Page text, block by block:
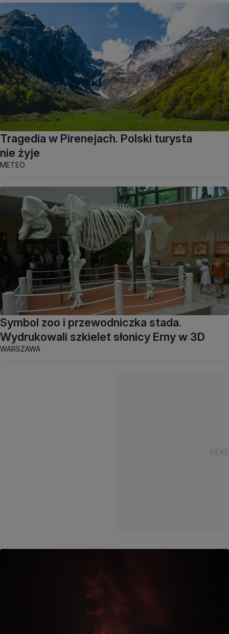
Tragedia w Pirenejach. Polski turysta
nie żyje
METEO
Symbol zoo i przewodniczka stada.
Wydrukowali szkielet słonicy Erny w 3D
WARSZAWA